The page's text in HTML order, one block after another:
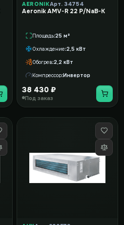
AERONIKАрт. 34754
Aeronik AMV-R 22 P/NaB-K
Площадь 25 м²
Охлаждение 2,5 кВт
Обогрев 2,2 кВт
Компрессор Инвертор
38 430 ₽
Под заказ